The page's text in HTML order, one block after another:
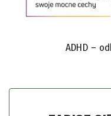
Reagowanie bez
dziecka (np.
jest ku temu
ADHD –